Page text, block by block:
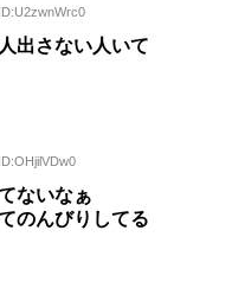
出さない人いて
ないなぁ
のんびりしてる